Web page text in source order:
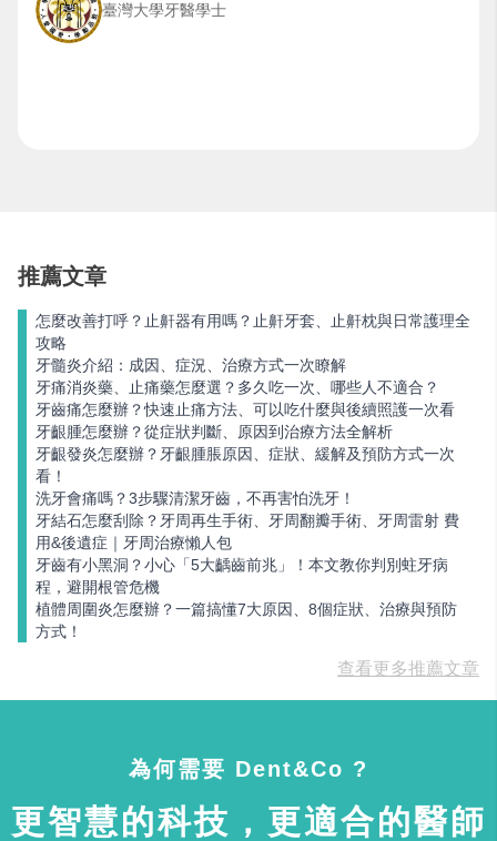
臺灣大學牙醫學士
推薦文章
怎麼改善打呼？止鼾器有用嗎？止鼾牙套、止鼾枕與日常護理全
攻略
牙髓炎介紹：成因、症況、治療方式一次瞭解
牙痛消炎藥、止痛藥怎麼選？多久吃一次、哪些人不適合？
牙齒痛怎麼辦？快速止痛方法、可以吃什麼與後續照護一次看
牙齦腫怎麼辦？從症狀判斷、原因到治療方法全解析
牙齦發炎怎麼辦？牙齦腫脹原因、症狀、緩解及預防方式一次
看！
洗牙會痛嗎？3步驟清潔牙齒，不再害怕洗牙！
牙結石怎麼刮除？牙周再生手術、牙周翻瓣手術、牙周雷射 費
用&後遺症｜牙周治療懶人包
牙齒有小黑洞？小心「5大齲齒前兆」！本文教你判別蛀牙病
程，避開根管危機
植體周圍炎怎麼辦？一篇搞懂7大原因、8個症狀、治療與預防
方式！
查看更多推薦文章
為何需要 Dent&Co ?
更智慧的科技，更適合的醫師